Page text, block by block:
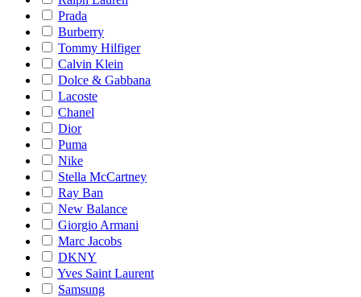
Prada
Burberry
Tommy Hilfiger
Calvin Klein
Dolce & Gabbana
Lacoste
Chanel
Dior
Puma
Nike
Stella McCartney
Ray Ban
New Balance
Giorgio Armani
Marc Jacobs
DKNY
Yves Saint Laurent
Samsung